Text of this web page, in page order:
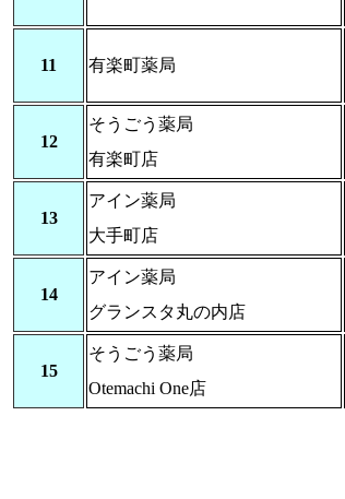
11 有楽町薬局
12
そうごう薬局
有楽町店
13
アイン薬局
大手町店
14
アイン薬局
グランスタ丸の内店
15
そうごう薬局
Otemachi One店